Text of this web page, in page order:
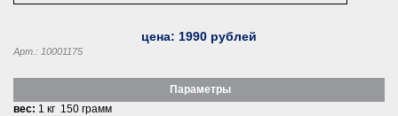
цена: 1990 рублей
Арт.: 10001175
Параметры
вес: 1 кг 150 грамм